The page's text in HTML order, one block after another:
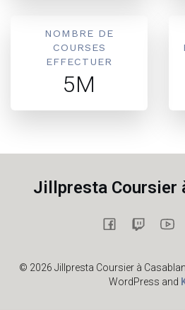
NOMBRE DE
COURSES
EFFECTUER
5M
Jillpresta Coursier
© 2026 Jillpresta Coursier à
WordPress and